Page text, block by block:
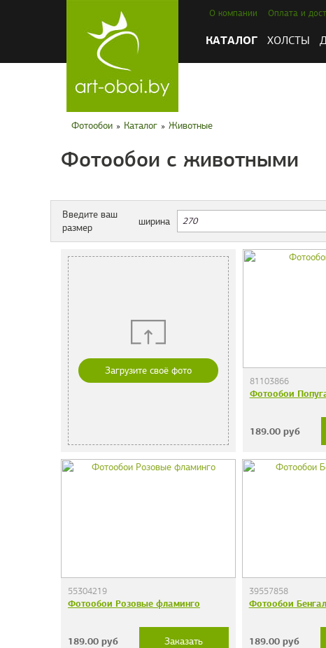
О компании Оплата и
КАТАЛОГ ХОЛСТЫ
Фотообои » Каталог » Животные
Фотообои с животными
Введите ваш
размер
ширина
Загрузите своё фото
81103866
Фотообои
189.00руб
55304219
Фотообои Розовые фламинго
189.00руб Заказать
39557858
Фотообои
189.00руб